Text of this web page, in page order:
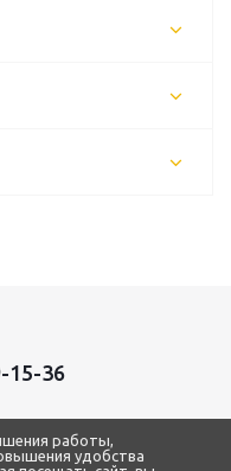
15-36
работы,
удобства